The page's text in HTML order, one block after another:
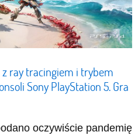
ray tracingiem i trybem
Sony PlayStation 5. Gra
oczywiście pandemię